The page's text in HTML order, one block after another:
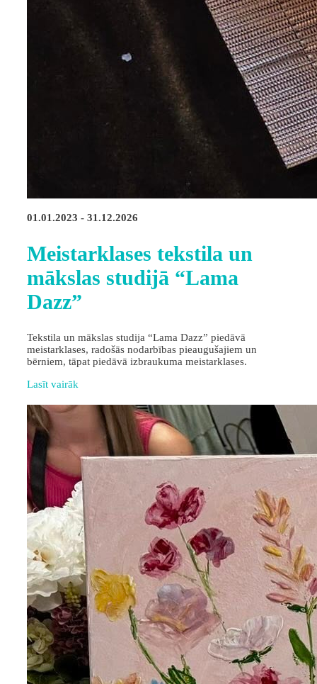
01.01.2023 - 31.12.2026
Meistarklases tekstila un
mākslas studijā “Lama
Dazz”
Tekstila un mākslas studija “Lama Dazz” piedāvā
meistarklases, radošās nodarbības pieaugušajiem un
bērniem, tāpat piedāvā izbraukuma meistarklases.
Lasīt vairāk